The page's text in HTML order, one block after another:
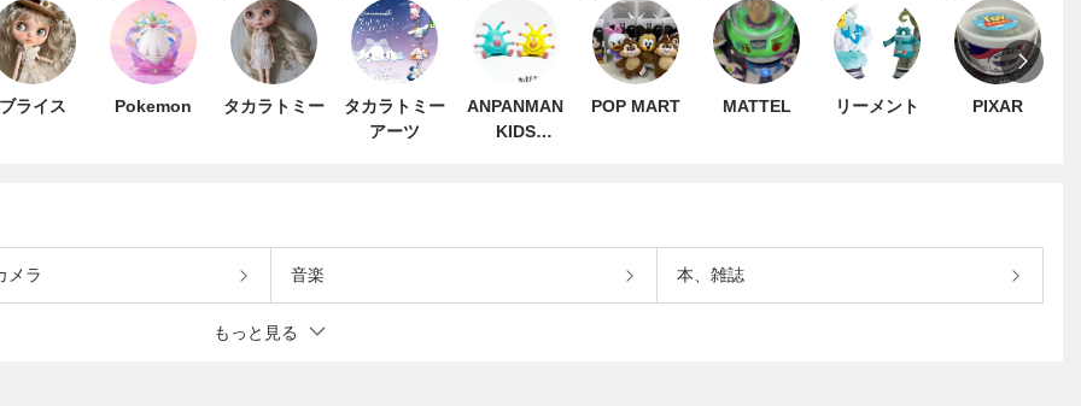
ブライス Pokemon タカラトミー
タカラトミー
アーツ
ANPANMAN
KIDS
POP MART MATTEL リーメント PIXAR
メラ 音楽 本、雑誌
もっと見る